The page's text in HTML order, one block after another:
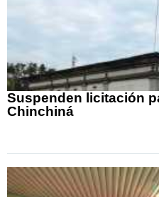
Suspenden licitación
Chinchiná